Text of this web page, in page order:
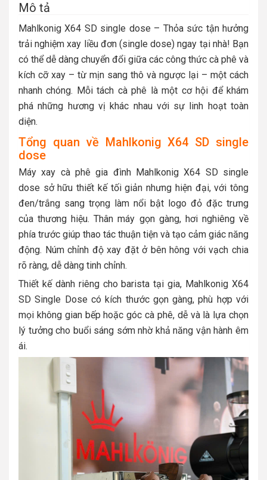
Mô tả
Mahlkonig X64 SD single dose – Thỏa sức tận hưởng
trải nghiệm xay liều đơn (single dose) ngay tại nhà! Bạn
có thể dễ dàng chuyển đổi giữa các công thức cà phê và
kích cỡ xay – từ mịn sang thô và ngược lại – một cách
nhanh chóng. Mỗi tách cà phê là một cơ hội để khám
phá những hương vị khác nhau với sự linh hoạt toàn
diện.
Tổng quan về Mahlkonig X64 SD single
dose
Máy xay cà phê gia đình Mahlkonig X64 SD single
dose sở hữu thiết kế tối giản nhưng hiện đại, với tông
đen/trắng sang trọng làm nổi bật logo đỏ đặc trưng
của thương hiệu. Thân máy gọn gàng, hơi nghiêng về
phía trước giúp thao tác thuận tiện và tạo cảm giác năng
động. Núm chỉnh độ xay đặt ở bên hông với vạch chia
rõ ràng, dễ dàng tinh chỉnh.
Thiết kế dành riêng cho barista tại gia, Mahlkonig X64
SD Single Dose có kích thước gọn gàng, phù hợp với
mọi không gian bếp hoặc góc cà phê, dễ và là lựa chọn
lý tưởng cho buổi sáng sớm nhờ khả năng vận hành êm
ái.